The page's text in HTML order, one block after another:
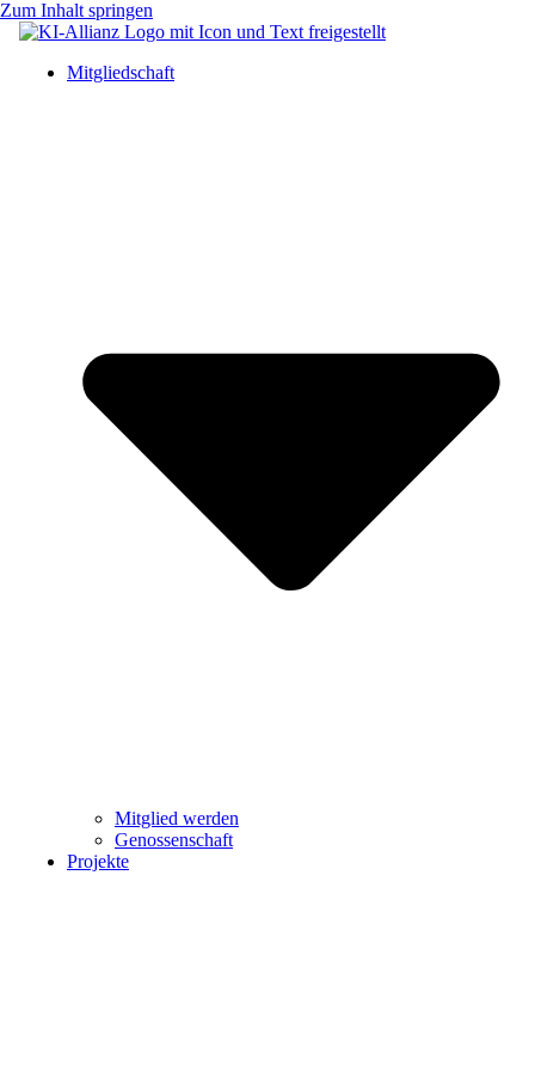
Zum Inhalt springen
Mitgliedschaft
Mitglied werden
Genossenschaft
Projekte